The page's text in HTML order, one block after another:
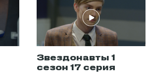
Звездонавты 1
сезон 17 серия